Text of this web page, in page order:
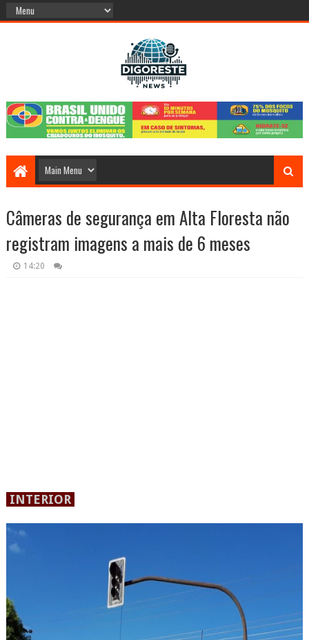
Câmeras de segurança em Alta Floresta não
registram imagens a mais de 6 meses
14:20
INTERIOR